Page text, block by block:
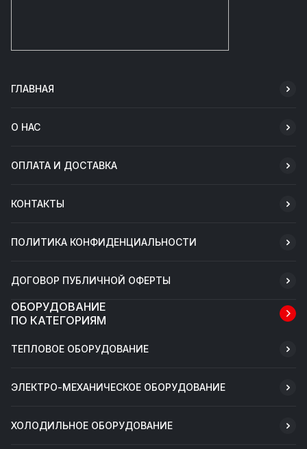
ГЛАВНАЯ
О НАС
ОПЛАТА И ДОСТАВКА
КОНТАКТЫ
ПОЛИТИКА КОНФИДЕНЦИАЛЬНОСТИ
ДОГОВОР ПУБЛИЧНОЙ ОФЕРТЫ
ОБОРУДОВАНИЕ
ПО КАТЕГОРИЯМ
ТЕПЛОВОЕ ОБОРУДОВАНИЕ
ЭЛЕКТРО-МЕХАНИЧЕСКОЕ ОБОРУДОВАНИЕ
ХОЛОДИЛЬНОЕ ОБОРУДОВАНИЕ